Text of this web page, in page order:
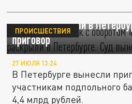
Подпольный банк с
рублей раскрыли в
приговор
ПРОИСШЕСТВИЯ
27 ИЮЛЯ 13:24
В Петербурге вынесли
участникам подпольного
4,4 млрд рублей.